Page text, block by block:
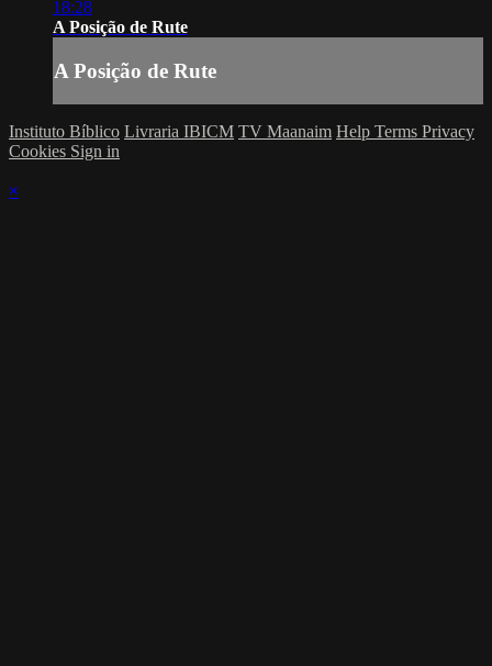
18:28
A Posição de Rute
A Posição de Rute
Instituto Bíblico Livraria IBICM TV Maanaim Help Terms Privacy
Cookies Sign in
×